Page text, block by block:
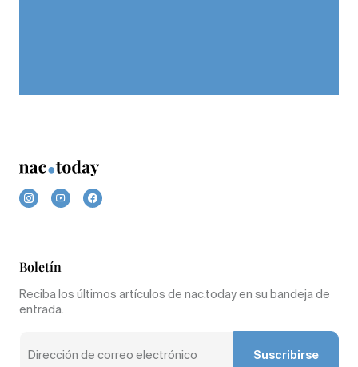
Boletín
Reciba los últimos artículos de nac.today en su bandeja de
entrada.
Suscribirse